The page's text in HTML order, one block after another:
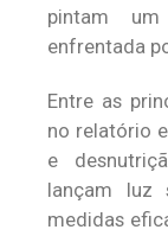
pintam
enfrentada
Entre as
no relatório
e
lançam luz
medidas